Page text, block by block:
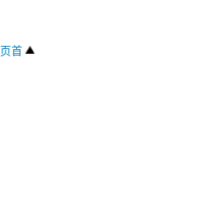
页首